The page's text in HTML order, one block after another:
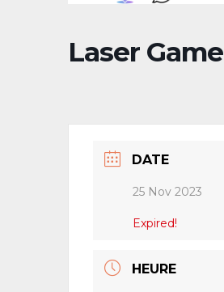
Laser Game
DATE
25 Nov 2023
Expired!
HEURE